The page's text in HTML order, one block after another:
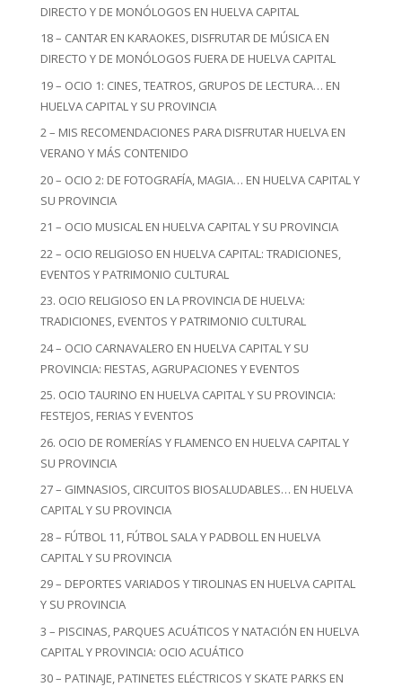
DIRECTO Y DE MONÓLOGOS EN HUELVA CAPITAL
18 – CANTAR EN KARAOKES, DISFRUTAR DE MÚSICA EN
DIRECTO Y DE MONÓLOGOS FUERA DE HUELVA CAPITAL
19 – OCIO 1: CINES, TEATROS, GRUPOS DE LECTURA… EN
HUELVA CAPITAL Y SU PROVINCIA
2 – MIS RECOMENDACIONES PARA DISFRUTAR HUELVA EN
VERANO Y MÁS CONTENIDO
20 – OCIO 2: DE FOTOGRAFÍA, MAGIA… EN HUELVA CAPITAL Y
SU PROVINCIA
21 – OCIO MUSICAL EN HUELVA CAPITAL Y SU PROVINCIA
22 – OCIO RELIGIOSO EN HUELVA CAPITAL: TRADICIONES,
EVENTOS Y PATRIMONIO CULTURAL
23. OCIO RELIGIOSO EN LA PROVINCIA DE HUELVA:
TRADICIONES, EVENTOS Y PATRIMONIO CULTURAL
24 – OCIO CARNAVALERO EN HUELVA CAPITAL Y SU
PROVINCIA: FIESTAS, AGRUPACIONES Y EVENTOS
25. OCIO TAURINO EN HUELVA CAPITAL Y SU PROVINCIA:
FESTEJOS, FERIAS Y EVENTOS
26. OCIO DE ROMERÍAS Y FLAMENCO EN HUELVA CAPITAL Y
SU PROVINCIA
27 – GIMNASIOS, CIRCUITOS BIOSALUDABLES… EN HUELVA
CAPITAL Y SU PROVINCIA
28 – FÚTBOL 11, FÚTBOL SALA Y PADBOLL EN HUELVA
CAPITAL Y SU PROVINCIA
29 – DEPORTES VARIADOS Y TIROLINAS EN HUELVA CAPITAL
Y SU PROVINCIA
3 – PISCINAS, PARQUES ACUÁTICOS Y NATACIÓN EN HUELVA
CAPITAL Y PROVINCIA: OCIO ACUÁTICO
30 – PATINAJE, PATINETES ELÉCTRICOS Y SKATE PARKS EN